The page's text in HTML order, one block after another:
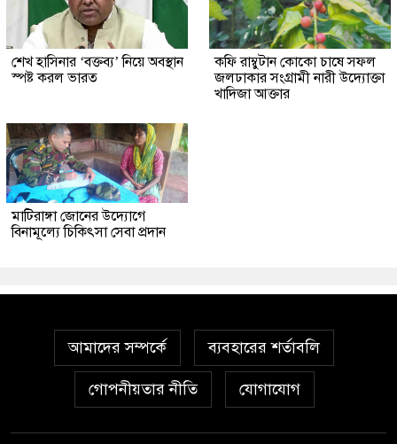
শেখ হাসিনার ‘বক্তব্য’ নিয়ে অবস্থান
স্পষ্ট করল ভারত
কফি রাম্বুটান কোকো চাষে সফল
জলঢাকার সংগ্রামী নারী উদ্যোক্তা
খাদিজা আক্তার
মাটিরাঙ্গা জোনের উদ্যোগে
বিনামূল্যে চিকিৎসা সেবা প্রদান
আমাদের সম্পর্কে ব্যবহারের শর্তাবলি
গোপনীয়তার নীতি যোগাযোগ